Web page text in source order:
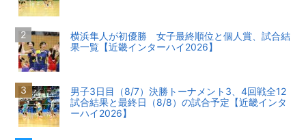
横浜隼人が初優勝 女子最終順位と個人賞、試合結
果一覧【近畿インターハイ2026】
男子3日目（8/7）決勝トーナメント3、4回戦全12
試合結果と最終日（8/8）の試合予定【近畿インタ
ーハイ2026】